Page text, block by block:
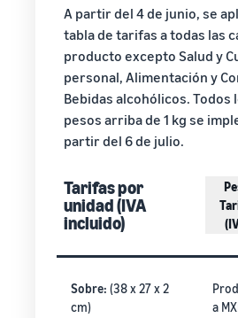
A partir del 4 de junio, se
tabla de tarifas a todas las
producto excepto Salud y
personal, Alimentación y
Bebidas alcohólicos. Todos
pesos arriba de 1 kg se
partir del 6 de julio.
Tarifas por
unidad (IVA
incluido)
Sobre: (38 x 27 x 2
cm)
a